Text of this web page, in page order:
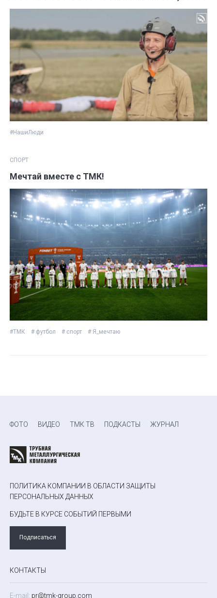
#НашиЛюди
СПОРТ
Мечтай вместе с ТМК!
#ТМК # футбол # спорт # Я_мечтаю
ФОТО ВИДЕО ТМК ТВ ПОДКАСТЫ ЖУРНАЛ
ПОЛИТИКА КОМПАНИИ В ОБЛАСТИ ЗАЩИТЫ
ПЕРСОНАЛЬНЫХ ДАННЫХ
БУДЬТЕ В КУРСЕ СОБЫТИЙ ПЕРВЫМИ
Подписаться
КОНТАКТЫ
E-mail: pr@tmk-group.com